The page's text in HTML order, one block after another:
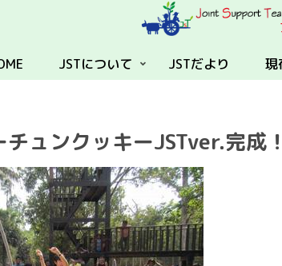
JSTについて JSTだより 現
ュンクッキーJSTver.完成！